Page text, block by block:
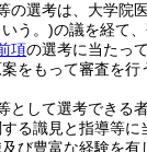
の選考は、大学院
う。)の議を経て、
項の選考に当たっ
をもって審査を行
として選考できる
る識見と指導等に
び豊富な経験を有